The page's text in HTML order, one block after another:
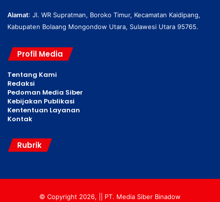
Alamat: Jl. WR Supratman, Boroko Timur, Kecamatan Kaidipang,
Kabupaten Bolaang Mongondow Utara, Sulawesi Utara 95765.
Profil Media
Tentang Kami
Redaksi
Pedoman Media Siber
Kebijakan Publikasi
Kententuan Layanan
Kontak
Rubrik
© Copyright 2026, || PT. Media Siber Binadow